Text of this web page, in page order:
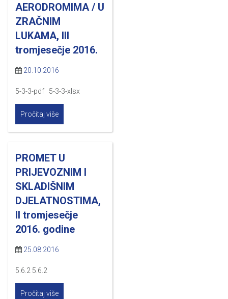
AERODROMIMA / U
ZRAČNIM
LUKAMA, III
tromjesečje 2016.
20.10.2016
5-3-3-pdf 5-3-3-xlsx
Pročitaj više
PROMET U
PRIJEVOZNIM I
SKLADIŠNIM
DJELATNOSTIMA,
II tromjesečje
2016. godine
25.08.2016
5.6.2 5.6.2
Pročitaj više